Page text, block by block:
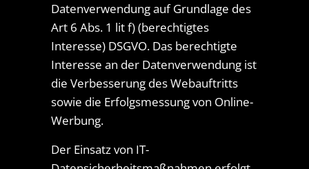
Datenverwendung auf Grundlage des
Art 6 Abs. 1 lit f) (berechtigtes
Interesse) DSGVO. Das berechtigte
Interesse an der Datenverwendung ist
die Verbesserung des Webauftritts
sowie die Erfolgsmessung von Online-
Werbung.
Der Einsatz von IT-